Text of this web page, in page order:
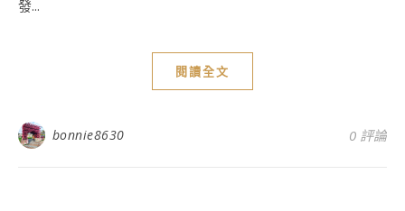
發...
閱讀全文
bonnie8630 0 評論